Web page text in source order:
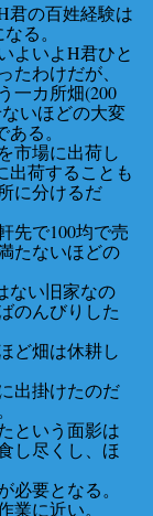
君の百姓経験は
る。
よいよH君ひと
たわけだが、
一カ所畑(200
いほどの大変
る。
市場に出荷し
出荷することも
に分けるだ
先で100均で売
たないほどの
ない旧家なの
のんびりした
ど畑は休耕し
出掛けたのだ
という面影は
し尽くし、ほ
要となる。
に近い。